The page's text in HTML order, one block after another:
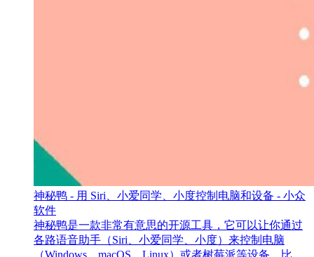
神秘鸭 - 用 Siri、小爱同学、小度控制电脑和设备 - 小众
软件
神秘鸭是一款非常有意思的开源工具，它可以让你通过
各路语音助手（Siri、小爱同学、小度）来控制电脑
（Windows、macOS、Linux）或者树莓派等设备。比